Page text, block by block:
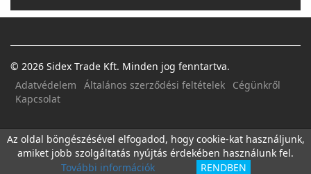
© 2026 Sidex Trade Kft. Minden jog fenntartva.
Adatvédelem
Általános szerződési feltételek
Cégünkről
Kapcsolat
FACEBOOK E-MAIL
Az oldal böngészésével elfogadod, hogy cookie-kat használjunk,
amiket jobb szolgáltatás nyújtás érdekében használunk fel.
További információk
RENDBEN